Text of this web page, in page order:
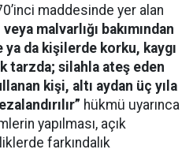
maddesinde yer alan
malvarlığı bakımından
da kişilerde korku, kaygı
tarzda; silahla ateş eden
kişi, altı aydan üç yıla
hükmü uyarınca
yapılması, açık
farkındalık